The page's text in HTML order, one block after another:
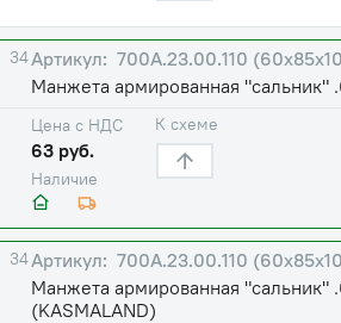
34
700А.23.00.110
Манжета армированная "сальник"
Наличие
Цена с НДС
63 руб.
К схеме
34
700А.23.00.110
Манжета армированная "сальник"
(KASMALAND)